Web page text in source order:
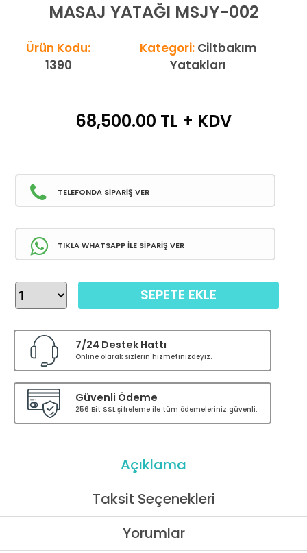
MASAJ YATAĞI MSJY-002
Ürün Kodu:
1390
Kategori: Ciltbakım
Yatakları
68,500.00 TL + KDV
TELEFONDA SİPARİŞ VER
TIKLA WHATSAPP İLE SİPARİŞ VER
SEPETE EKLE
7/24 Destek Hattı
Online olarak sizlerin hizmetinizdeyiz.
Güvenli Ödeme
256 Bit SSL şifreleme ile tüm ödemeleriniz güvenli.
Açıklama
Taksit Seçenekleri
Yorumlar